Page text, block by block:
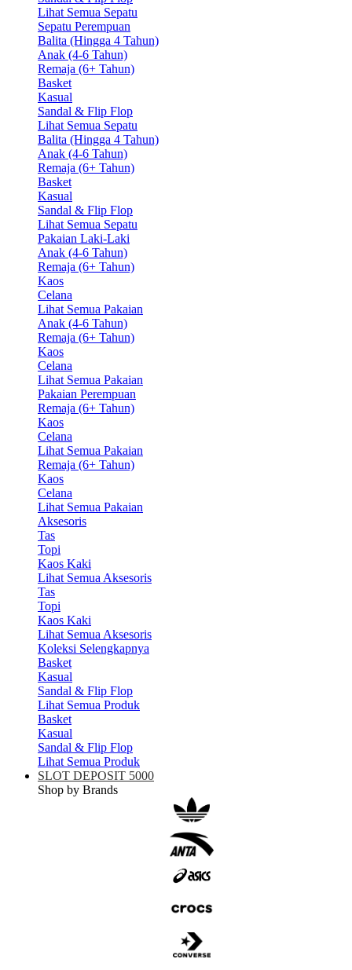
Lihat Semua Sepatu
Sepatu Perempuan
Balita (Hingga 4 Tahun)
Anak (4-6 Tahun)
Remaja (6+ Tahun)
Basket
Kasual
Sandal & Flip Flop
Lihat Semua Sepatu
Balita (Hingga 4 Tahun)
Anak (4-6 Tahun)
Remaja (6+ Tahun)
Basket
Kasual
Sandal & Flip Flop
Lihat Semua Sepatu
Pakaian Laki-Laki
Anak (4-6 Tahun)
Remaja (6+ Tahun)
Kaos
Celana
Lihat Semua Pakaian
Anak (4-6 Tahun)
Remaja (6+ Tahun)
Kaos
Celana
Lihat Semua Pakaian
Pakaian Perempuan
Remaja (6+ Tahun)
Kaos
Celana
Lihat Semua Pakaian
Remaja (6+ Tahun)
Kaos
Celana
Lihat Semua Pakaian
Aksesoris
Tas
Topi
Kaos Kaki
Lihat Semua Aksesoris
Tas
Topi
Kaos Kaki
Lihat Semua Aksesoris
Koleksi Selengkapnya
Basket
Kasual
Sandal & Flip Flop
Lihat Semua Produk
Basket
Kasual
Sandal & Flip Flop
Lihat Semua Produk
SLOT DEPOSIT 5000
Shop by Brands